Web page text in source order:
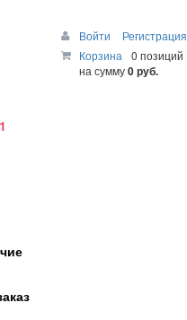
Войти
Регистрация
Корзина
0 позиций
на сумму0 руб.